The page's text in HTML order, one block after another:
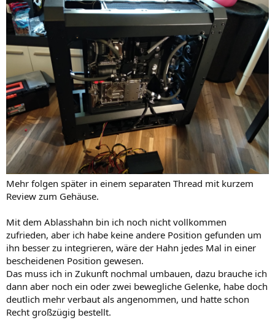
Mehr folgen später in einem separaten Thread mit kurzem
Review zum Gehäuse.
Mit dem Ablasshahn bin ich noch nicht vollkommen
zufrieden, aber ich habe keine andere Position gefunden um
ihn besser zu integrieren, wäre der Hahn jedes Mal in einer
bescheidenen Position gewesen.
Das muss ich in Zukunft nochmal umbauen, dazu brauche ich
dann aber noch ein oder zwei bewegliche Gelenke, habe doch
deutlich mehr verbaut als angenommen, und hatte schon
Recht großzügig bestellt.